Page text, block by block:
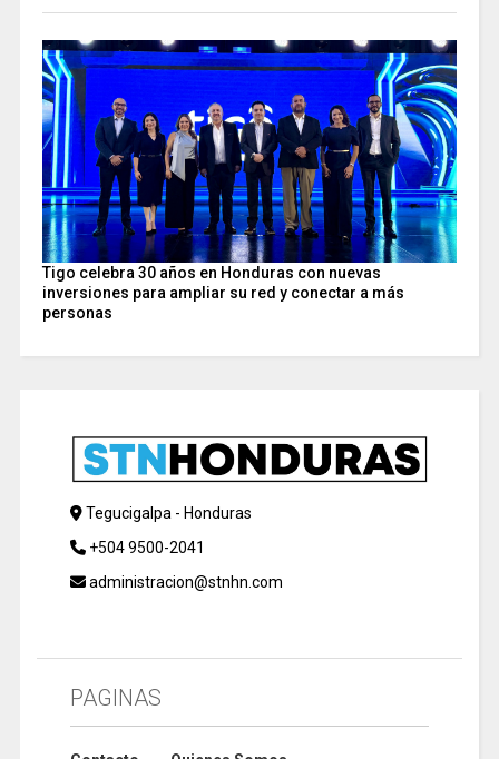
Tigo celebra 30 años en Honduras con nuevas
inversiones para ampliar su red y conectar a más
personas
Tegucigalpa - Honduras
+504 9500-2041
administracion@stnhn.com
PAGINAS